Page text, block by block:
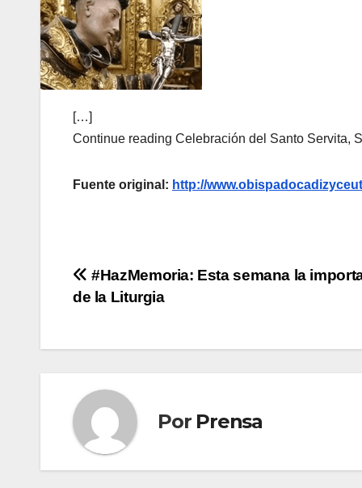
[…]
Continue reading Celebración del Santo Servita,
Fuente original: http://
Navegación
entradas
#HazMemoria: Esta semana la
de la Liturgia
Por Prensa